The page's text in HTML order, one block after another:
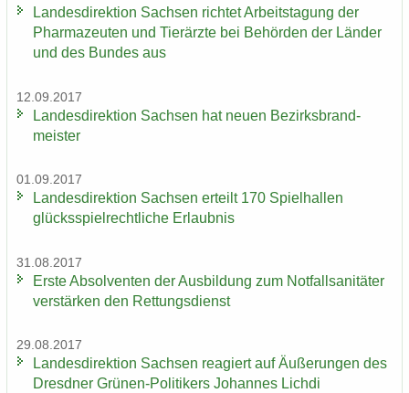
Lan­des­di­rek­ti­on Sach­sen rich­tet Ar­beits­ta­gung der
Phar­ma­zeu­ten und Tier­ärz­te bei Be­hör­den der Län­der
und des Bun­des aus
12.09.2017
Lan­des­di­rek­ti­on Sach­sen hat neuen Be­zirks­brand­
meis­ter
01.09.2017
Lan­des­di­rek­ti­on Sach­sen er­teilt 170 Spiel­hal­len
glücks­spiel­recht­li­che Er­laub­nis
31.08.2017
Erste Ab­sol­ven­ten der Aus­bil­dung zum Not­fall­sa­ni­tä­ter
ver­stär­ken den Ret­tungs­dienst
29.08.2017
Lan­des­di­rek­ti­on Sach­sen re­agiert auf Äu­ße­run­gen des
Dresd­ner Grünen-​Politikers Jo­han­nes Lich­di